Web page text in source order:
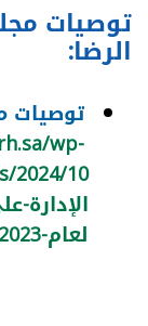
توصيات
الرضا:
توصيات
wp-
الإدارة-
لعام-2023م.pdf